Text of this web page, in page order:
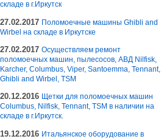
складе в г.Иркутск
27.02.2017 Поломоечные машины Ghibli and
Wirbel на складе в Иркутске
27.02.2017 Осуществляем ремонт
поломоечных машин, пылесосов, АВД Nilfisk,
Karcher, Columbus, Viper, Santoemma, Tennant,
Ghibli and Wirbel, TSM
20.12.2016 Щетки для поломоечных машин
Columbus, Nilfisk, Tennant, TSM в наличии на
складе в г.Иркутск.
19.12.2016 Итальянское оборудование в